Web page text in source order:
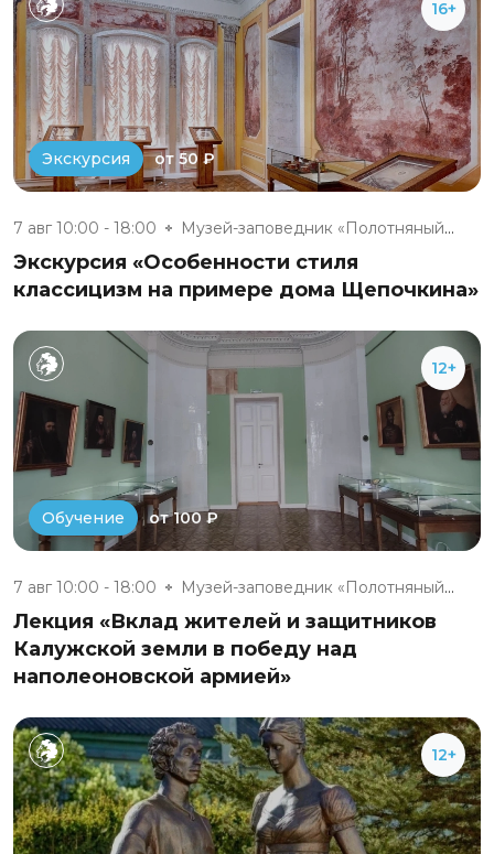
16+
Экскурсия от 50 ₽
7 авг 10:00 - 18:00 Музей-заповедник «Полотняный З...
Экскурсия «Особенности стиля
классицизм на примере дома Щепочкина»
12+
Обучение от 100 ₽
7 авг 10:00 - 18:00 Музей-заповедник «Полотняный З...
Лекция «Вклад жителей и защитников
Калужской земли в победу над
наполеоновской армией»
12+